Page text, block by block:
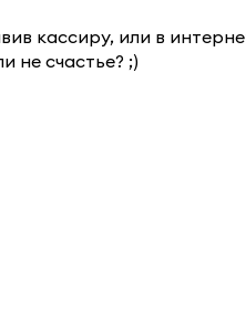
кассиру, или в
не счастье? ;)